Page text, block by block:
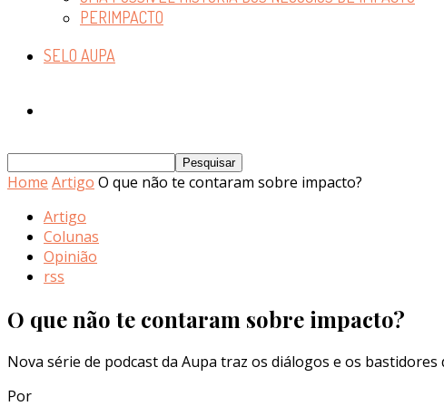
PERIMPACTO
SELO AUPA
Home Artigo O que não te contaram sobre impacto?
Artigo
Colunas
Opinião
rss
O que não te contaram sobre impacto?
Nova série de podcast da Aupa traz os diálogos e os
Por